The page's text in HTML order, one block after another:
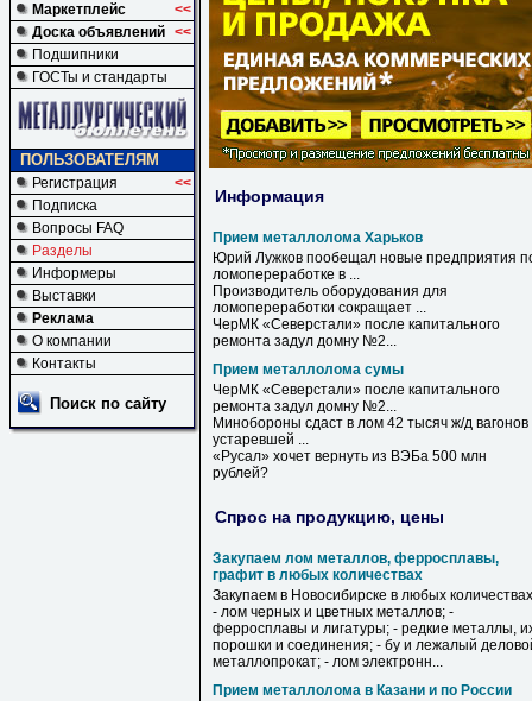
Маркетплейс
<<
Доска объявлений <<
Подшипники
ГОСТы и стандарты
ПОЛЬЗОВАТЕЛЯМ
Регистрация
<<
Подписка
Вопросы FAQ
Разделы
Информеры
Выставки
Реклама
О компании
Контакты
Поиск по сайту
Информация
Прием металлолома Харьков
Юрий Лужков пообещал новые предприятия
ломопереработке в ...
Производитель оборудования для
ломопереработки сокращает ...
ЧерМК «Северстали» после капитального
ремонта задул домну №2...
Прием металлолома сумы
ЧерМК «Северстали» после капитального
ремонта задул домну №2...
Минобороны сдаст в лом 42 тысяч ж/д вагонов
устаревшей ...
«Русал» хочет вернуть из ВЭБа 500 млн
рублей?
Спрос на продукцию, цены
Закупаем лом металлов, ферросплавы,
графит в любых количествах
Закупаем в Новосибирске в любых
- лом черных и цветных металлов; -
ферросплавы и лигатуры; - редкие металлы,
порошки и соединения; - бу и лежалый
металлопрокат; - лом электронн...
Прием металлолома в Казани и по России